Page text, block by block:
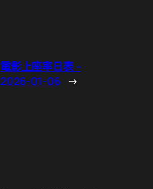
電影上座率日表 –
2026-01-06 →